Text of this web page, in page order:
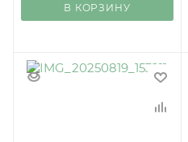
В КОРЗИНУ